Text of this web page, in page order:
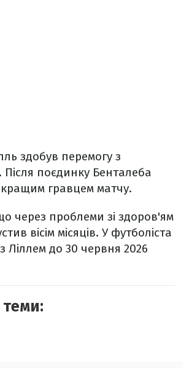
здобув перемогу з
Після поєдинку Бенталеба
гравцем матчу.
через проблеми зі здоров'ям
вісім місяців. У футболіста
Ліллем до 30 червня 2026
теми: